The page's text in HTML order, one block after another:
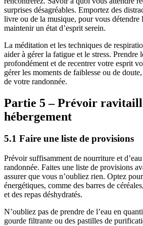
surprises désagréables. Emportez des
livre ou de la musique, pour vous détendre
maintenir un état d’esprit serein.
La méditation et les techniques de
aider à gérer la fatigue et le stress. Prendre
profondément et de recentrer votre esprit
gérer les moments de faiblesse ou de
de votre randonnée.
Partie 5 – Prévoir
hébergement
5.1 Faire une liste de provisions
Prévoir suffisamment de nourriture et
randonnée. Faites une liste de provisions
assurer que vous n’oubliez rien. Optez
énergétiques, comme des barres de
et des repas déshydratés.
N’oubliez pas de prendre de l’eau en
gourde filtrante ou des pastilles de